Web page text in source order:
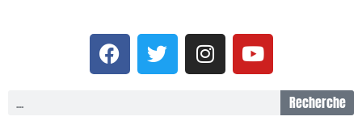
Recherche